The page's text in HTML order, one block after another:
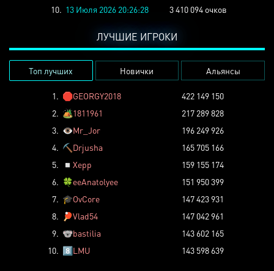
10. 13 Июля 2026 20:26:28 3 410 094 очков
ЛУЧШИЕ ИГРОКИ
Топ лучших Новички Альянсы
1. 🛑GEORGY2018
422 149 150
2. 🏕️1811961
217 289 828
3. 👁️Mr_Jor
196 249 926
4. ⛏️ Drjusha
165 705 166
5.
◽ Xepp
159 155 174
6. 🍀eeAnatolyee
151 950 399
7. 🎓OvCore
147 423 931
8.
🏓Vlad54
147 042 961
9. 🐨bastilia
143 602 165
10. 8️⃣LMU 143 598 639